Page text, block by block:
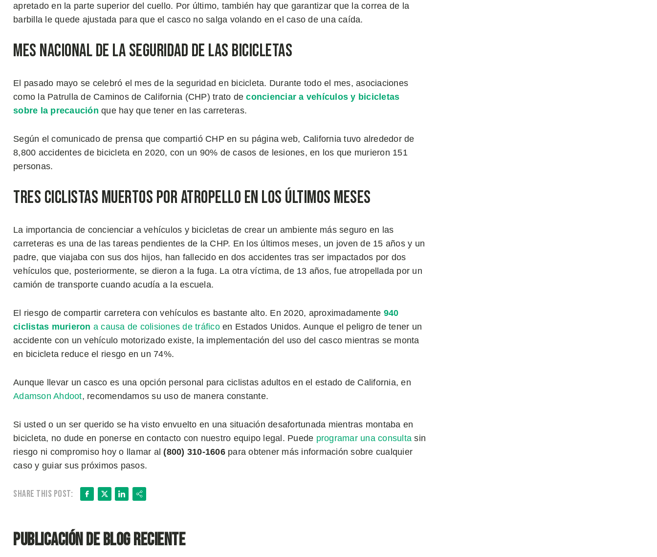
apretado en la parte superior del cuello. Por último, también hay que garantizar que la correa de la
barbilla le quede ajustada para que el casco no salga volando en el caso de una caída.
Mes Nacional de la Seguridad de las Bicicletas
El pasado mayo se celebró el mes de la seguridad en bicicleta. Durante todo el mes, asociaciones
como la Patrulla de Caminos de California (CHP) trato deconcienciar a vehículos y bicicletas
sobre la precaución que hay que tener en las carreteras.
Según el comunicado de prensa que compartió CHP en su página web, California tuvo alrededor de
8,800 accidentes de bicicleta en 2020, con un 90% de casos de lesiones, en los que murieron 151
personas.
Tres ciclistas muertos por atropello en los últimos meses
La importancia de concienciar a vehículos y bicicletas de crear un ambiente más seguro en las
carreteras es una de las tareas pendientes de la CHP. En los últimos meses, un joven de 15 años y un
padre, que viajaba con sus dos hijos, han fallecido en dos accidentes tras ser impactados por dos
vehículos que, posteriormente, se dieron a la fuga. La otra víctima, de 13 años, fue atropellada por un
camión de transporte cuando acudía a la escuela.
El riesgo de compartir carretera con vehículos es bastante alto. En 2020, aproximadamente 940
ciclistas murieron a causa de colisiones de tráficoen Estados Unidos. Aunque el peligro de tener un
accidente con un vehículo motorizado existe, la implementación del uso del casco mientras se monta
en bicicleta reduce el riesgo en un 74%.
Aunque llevar un casco es una opción personal para ciclistas adultos en el estado de California, en
Adamson Ahdoot, recomendamos su uso de manera constante.
Si usted o un ser querido se ha visto envuelto en una situación desafortunada mientras montaba en
bicicleta, no dude en ponerse en contacto con nuestro equipo legal. Puede programar una consulta sin
riesgo ni compromiso hoy o llamar al (800) 310-1606para obtener más información sobre cualquier
caso y guiar sus próximos pasos.
Share this post: Facebook
X LinkedIn
Share
Publicación de blog reciente